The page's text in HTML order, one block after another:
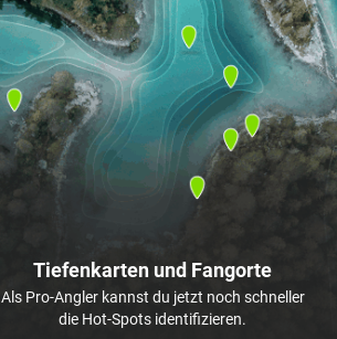
Tiefenkarten und Fangorte
Als Pro-Angler kannst du jetzt noch schneller
die Hot-Spots identifizieren.